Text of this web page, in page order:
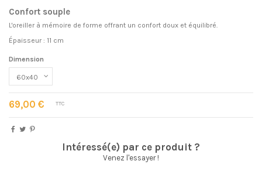
Confort souple
L'oreiller à mémoire de forme offrant un confort doux et équilibré.
Épaisseur : 11 cm
Dimension
69,00 € TTC
Intéressé(e) par ce produit ?
Venez l'essayer !